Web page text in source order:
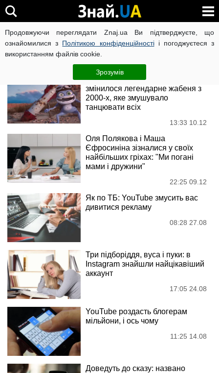
Продовжуючи переглядати Znaj.ua Ви підтверджуєте, що
ознайомилися з Політикою конфіденційностіі погоджуєтеся з
використанням файлів cookie.
Зрозумів
youtube
Новини
Crazy Frog повертається: як
змінилося легендарне жабеня з
2000-х, яке змушувало
танцювати всіх
13:33 10.12
Оля Полякова і Маша
Єфросиніна зізналися у своїх
найбільших гріхах: "Ми погані
мами і дружини"
22:25 09.12
Як по ТБ: YouTube змусить вас
дивитися рекламу
08:28 27.08
Три підборіддя, вуса і пуки: в
Instagram знайшли найцікавіший
аккаунт
17:05 24.08
YouTube роздасть блогерам
мільйони, і ось чому
11:25 14.08
Доведуть до сказу: названо